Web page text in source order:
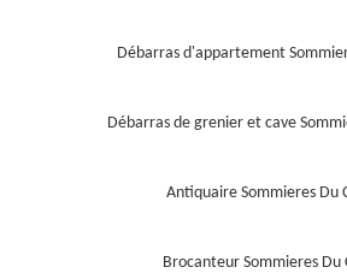
Débarras d'appartement
Débarras de grenier et cave
Antiquaire Sommieres Du
Brocanteur Sommieres Du